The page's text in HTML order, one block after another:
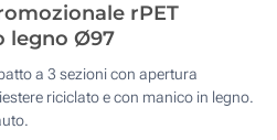
rPET
legno Ø97
a 3 sezioni con apertura
riciclato e con manico in legno.